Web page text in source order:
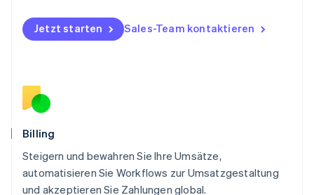
Jetzt starten Sales-Team kontaktieren
Billing
Steigern und bewahren Sie Ihre Umsätze,
automatisieren Sie Workflows zur Umsatzgestaltung
und akzeptieren Sie Zahlungen global.
Polen
English
Portugal
Schweden
Svenska
Schweiz
Deutsch
Singapur
English简体中文
Slowakei